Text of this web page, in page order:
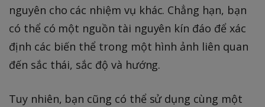
nguyên cho các nhiệm vụ khác. Chẳng hạn, bạn
có thể có một nguồn tài nguyên kín đáo để xác
định các biến thể trong một hình ảnh liên quan
đến sắc thái, sắc độ và hướng.
Tuy nhiên, bạn cũng có thể sử dụng cùng một